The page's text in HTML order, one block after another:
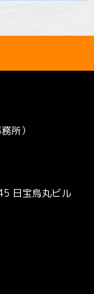
所）
日宝烏丸ビル